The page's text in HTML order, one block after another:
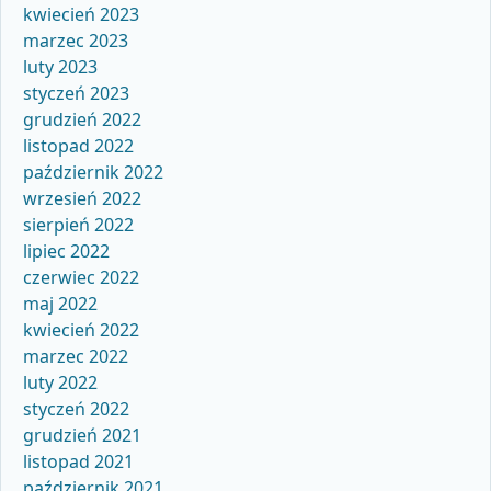
kwiecień 2023
marzec 2023
luty 2023
styczeń 2023
grudzień 2022
listopad 2022
październik 2022
wrzesień 2022
sierpień 2022
lipiec 2022
czerwiec 2022
maj 2022
kwiecień 2022
marzec 2022
luty 2022
styczeń 2022
grudzień 2021
listopad 2021